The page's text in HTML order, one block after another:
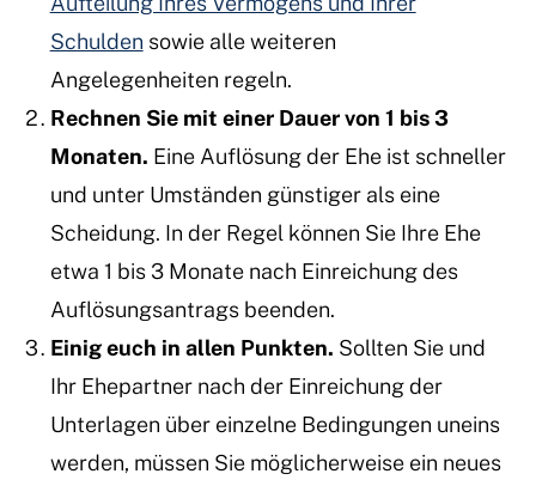
Schulden sowie alle weiteren
Angelegenheiten regeln.
Rechnen Sie mit einer Dauer von 1 bis 3
Monaten. Eine Auflösung der Ehe ist schneller
und unter Umständen günstiger als eine
Scheidung. In der Regel können Sie Ihre Ehe
etwa 1 bis 3 Monate nach Einreichung des
Auflösungsantrags beenden.
Einig euch in allen Punkten. Sollten Sie und
Ihr Ehepartner nach der Einreichung der
Unterlagen über einzelne Bedingungen uneins
werden, müssen Sie möglicherweise ein neues